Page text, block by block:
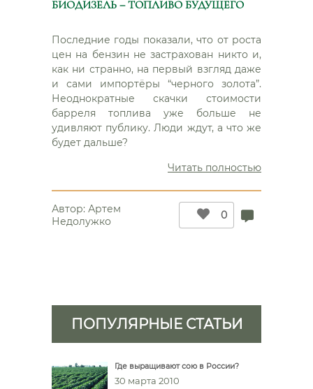
БИОДИЗЕЛЬ – ТОПЛИВО БУДУЩЕГО
Последние годы показали, что от роста
цен на бензин не застрахован никто и,
как ни странно, на первый взгляд даже
и сами импортёры “черного золота”.
Неоднократные скачки стоимости
барреля топлива уже больше не
удивляют публику. Люди ждут, а что же
будет дальше?
Читать полностью
Автор: Артем
Недолужко
0
ПОПУЛЯРНЫЕ СТАТЬИ
Где выращивают сою в России?
30 марта 2010